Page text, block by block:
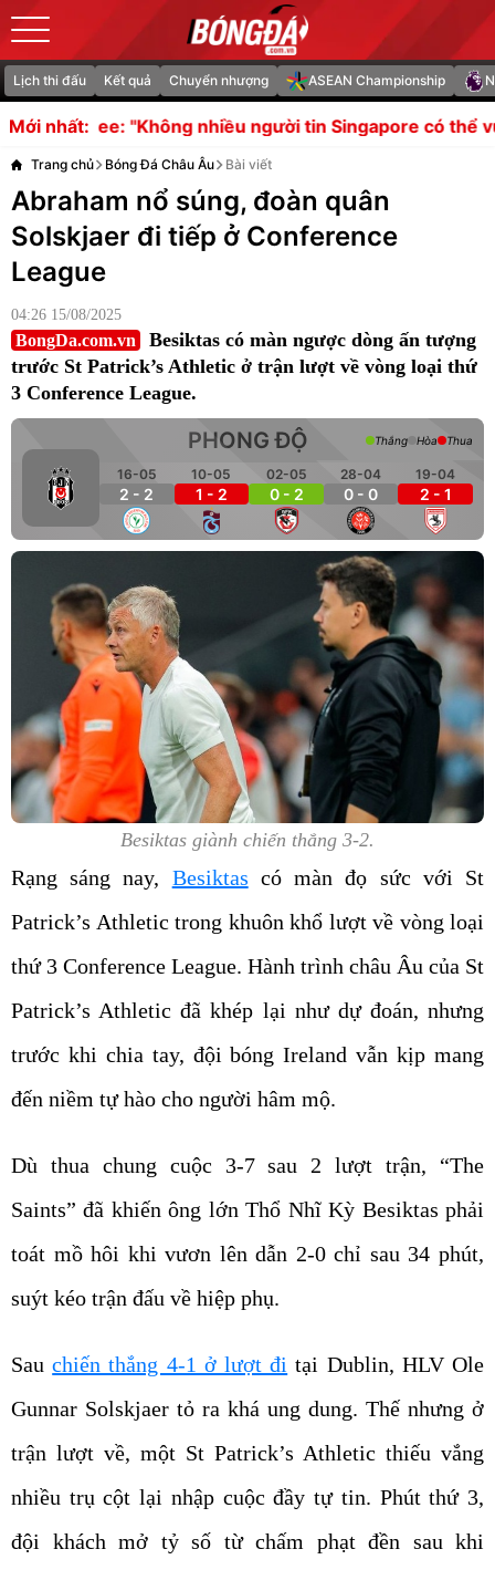
Lịch thi đấu Kết quả Chuyển nhượng ASEAN Championship
Mới nhất:
nhiều người tin Singapore có thể vượt qua vòng bảng"
Trang chủ Bóng Đá Châu Âu Bài viết
Abraham nổ súng, đoàn quân
Solskjaer đi tiếp ở Conference
League
04:26 15/08/2025
BongDa.com.vn
Besiktas có màn ngược dòng ấn tượng
trước St Patrick’s Athletic ở trận lượt về vòng loại thứ
3 Conference League.
PHONG ĐỘ
16-05
2 - 2
10-05
1 - 2
02-05
0 - 2
28-04
0 - 0
19-04
2 - 1
Thắng Hòa Thua
Besiktas giành chiến thắng 3-2.
Rạng sáng nay, Besiktas có màn đọ sức với St
Patrick’s Athletic trong khuôn khổ lượt về vòng loại
thứ 3 Conference League. Hành trình châu Âu của St
Patrick’s Athletic đã khép lại như dự đoán, nhưng
trước khi chia tay, đội bóng Ireland vẫn kịp mang
đến niềm tự hào cho người hâm mộ.
Dù thua chung cuộc 3-7 sau 2 lượt trận, “The
Saints” đã khiến ông lớn Thổ Nhĩ Kỳ Besiktas phải
toát mồ hôi khi vươn lên dẫn 2-0 chỉ sau 34 phút,
suýt kéo trận đấu về hiệp phụ.
Sauchiến thắng 4-1 ở lượt đi tại Dublin, HLV Ole
Gunnar Solskjaer tỏ ra khá ung dung. Thế nhưng ở
trận lượt về, một St Patrick’s Athletic thiếu vắng
nhiều trụ cột lại nhập cuộc đầy tự tin. Phút thứ 3,
đội khách mở tỷ số từ chấm phạt đền sau khi